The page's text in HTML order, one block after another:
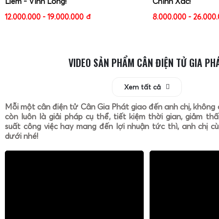
12.000.000 - 19.000.000 đ 8.000.000 -
VIDEO SẢN PHẨM CÂN ĐIỆN TỬ GIA
Xem tất cả
Mỗi một cân điện tử Cân Gia Phát giao đến anh chị, không
còn luôn là giải pháp cụ thể, tiết kiệm thời gian, giảm
suất công việc hay mang đến lợi nhuận tức thì, anh chị
dưới nhé!